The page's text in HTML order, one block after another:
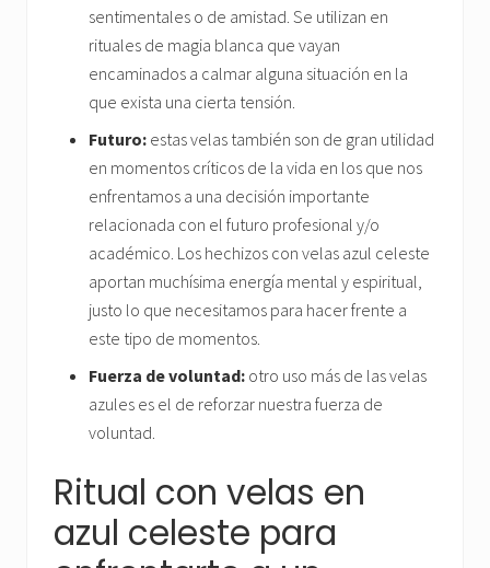
sentimentales o de amistad. Se utilizan en
rituales de magia blanca que vayan
encaminados a calmar alguna situación en la
que exista una cierta tensión.
Futuro: estas velas también son de gran utilidad
en momentos críticos de la vida en los que nos
enfrentamos a una decisión importante
relacionada con el futuro profesional y/o
académico. Los hechizos con velas azul celeste
aportan muchísima energía mental y espiritual,
justo lo que necesitamos para hacer frente a
este tipo de momentos.
Fuerza de voluntad: otro uso más de las velas
azules es el de reforzar nuestra fuerza de
voluntad.
Ritual con velas en
azul celeste para